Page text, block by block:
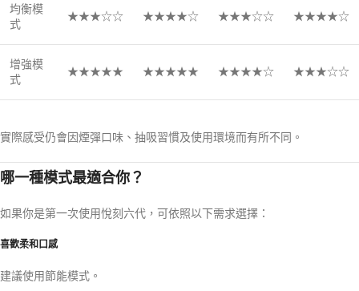
均衡模
式
★★★☆☆ ★★★★☆ ★★★☆☆ ★★★★☆
增強模
式
★★★★★ ★★★★★ ★★★★☆ ★★★☆☆
實際感受仍會因煙彈口味、抽吸習慣及使用環境而有所不同。
哪一種模式最適合你？
如果你是第一次使用悅刻六代，可依照以下需求選擇：
喜歡柔和口感
建議使用節能模式。